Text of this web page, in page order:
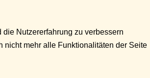
Nutzererfahrung zu verbessern
nicht mehr alle Funktionalitäten der Seite